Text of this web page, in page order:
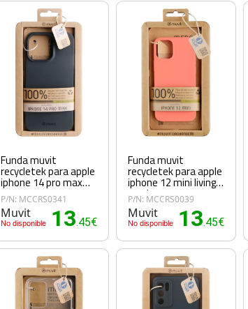
Funda muvit
recycletek para apple
iphone 14 pro max
negra
P/N: MCCRS0341
Muvit
No disponible 13.45€
Funda muvit
recycletek para apple
iphone 12 mini living
coral
P/N: MCCRS0039
Muvit
No disponible 13.45€